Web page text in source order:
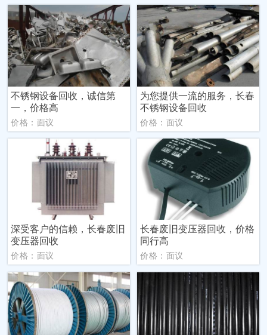
不锈钢设备回收，诚信第
一，价格高
价格：面议
为您提供一流的服务，长春
不锈钢设备回收
价格：面议
深受客户的信赖，长春废旧
变压器回收
价格：面议
长春废旧变压器回收，价格
同行高
价格：面议